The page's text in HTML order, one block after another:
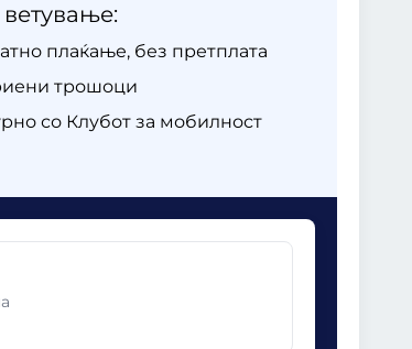
плаќање, без претплата
трошоци
со Клубот за мобилност